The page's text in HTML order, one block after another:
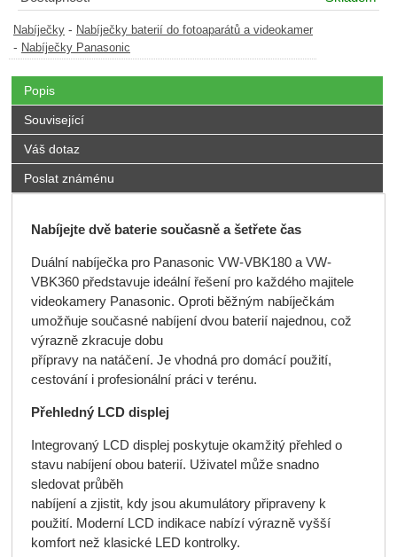
Nabíječky - Nabíječky baterií do fotoaparátů a videokamer
- Nabíječky Panasonic
Popis
Související
Váš dotaz
Poslat známénu
Nabíjejte dvě baterie současně a šetřete čas
Duální nabíječka pro Panasonic VW-VBK180 a VW-
VBK360 představuje ideální řešení pro každého majitele
videokamery Panasonic. Oproti běžným nabíječkám
umožňuje současné nabíjení dvou baterií najednou, což
výrazně zkracuje dobu
přípravy na natáčení. Je vhodná pro domácí použití,
cestování i profesionální práci v terénu.
Přehledný LCD displej
Integrovaný LCD displej poskytuje okamžitý přehled o
stavu nabíjení obou baterií. Uživatel může snadno
sledovat průběh
nabíjení a zjistit, kdy jsou akumulátory připraveny k
použití. Moderní LCD indikace nabízí výrazně vyšší
komfort než klasické LED kontrolky.